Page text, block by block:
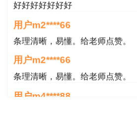
交。
（二）现场发放。
1、本次集中发放时间为
日，每日上午9:00-11:00、下
2、逾期补领时间为每周周
用户m2****66